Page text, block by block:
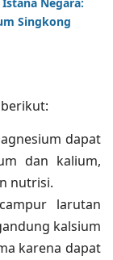
Negara:
Singkong
dapat
dan kalium,
nutrisi.
larutan
kalsium
karena dapat